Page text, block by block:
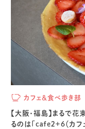
カフェ＆食べ歩き部
【大阪・福島】まるで
るのは「cafe2+6（カフ